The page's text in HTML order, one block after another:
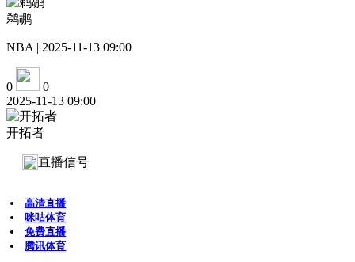
鹈鹕
NBA | 2025-11-13 09:00
0
0
2025-11-13 09:00
开拓者
直播信号
高清直播
咪咕体育
免费直播
腾讯体育